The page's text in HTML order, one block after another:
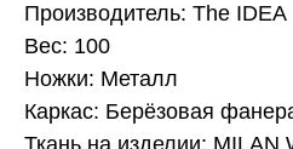
Производитель: The IDEA
Вес: 100
Ножки: Металл
Каркас: Берёзовая